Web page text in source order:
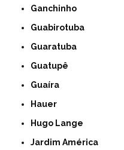
Ganchinho
Guabirotuba
Guaratuba
Guatupê
Guaíra
Hauer
Hugo Lange
Jardim América